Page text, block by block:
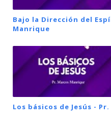
Bajo la Dirección del
Manrique
Los básicos de Jesús -